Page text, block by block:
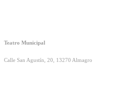
Teatro Municipal
Calle San Agustín, 20, 13270 Almagro